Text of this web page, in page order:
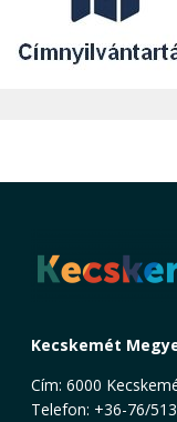
Kecskemét
Cím: 6000
Telefon: +36-76/